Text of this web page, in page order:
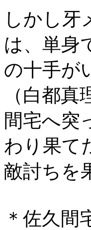
しかし牙
は、単身
の十手が
（白都
間宅へ突
わり果て
敵討ちを
＊佐久間